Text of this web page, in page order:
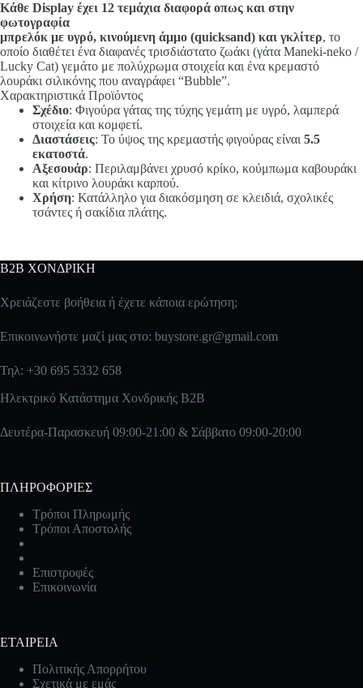
Κάθε Display έχει 12 τεμάχια διαφορά οπως και στην
φωτογραφία
μπρελόκ με υγρό, κινούμενη άμμο (quicksand) και γκλίτερ, το
οποίο διαθέτει ένα διαφανές τρισδιάστατο ζωάκι (γάτα Maneki-neko /
Lucky Cat) γεμάτο με πολύχρωμα στοιχεία και ένα κρεμαστό
λουράκι σιλικόνης που αναγράφει “Bubble”.
Χαρακτηριστικά Προϊόντος
Σχέδιο: Φιγούρα γάτας της τύχης γεμάτη με υγρό, λαμπερά
στοιχεία και κομφετί.
Διαστάσεις: Το ύψος της κρεμαστής φιγούρας είναι 5.5
εκατοστά.
Αξεσουάρ: Περιλαμβάνει χρυσό κρίκο, κούμπωμα καβουράκι
και κίτρινο λουράκι καρπού.
Χρήση: Κατάλληλο για διακόσμηση σε κλειδιά, σχολικές
τσάντες ή σακίδια πλάτης.
B2B ΧΟΝΔΡΙΚΗ
Χρειάζεστε βοήθεια ή έχετε κάποια ερώτηση;
Επικοινωνήστε μαζί μας στο: buystore.gr@gmail.com
Τηλ: +30 695 5332 658
Ηλεκτρικό Κατάστημα Χονδρικής B2B
Δευτέρα-Παρασκευή 09:00-21:00 & Σάββατο 09:00-20:00
ΠΛΗΡΟΦΟΡΙΕΣ
Τρόποι Πληρωμής
Τρόποι Αποστολής
Επιστροφές
Επικοινωνία
ΕΤΑΙΡΕΙΑ
Πολιτικής Απορρήτου
Σχετικά με εμάς